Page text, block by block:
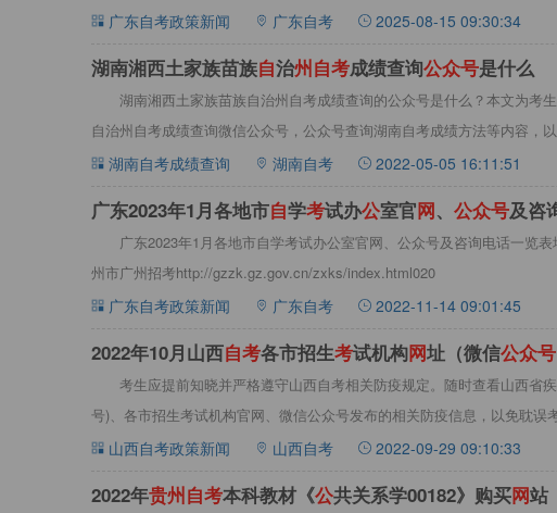
广东自考政策新闻 广东自考 2025-08-15 09:30:34
湖南湘西土家族苗族自治州自考成绩查询公众号是什么
湖南湘西土家族苗族自治州自考成绩查询的公众号是什么？本文为考
自治州自考成绩查询微信公众号，公众号查询湖南自考成绩方法等内容，
家族苗族
湖南自考成绩查询 湖南自考 2022-05-05 16:11:51
广东2023年1月各地市自学考试办公室官网、 公众号及咨
广东2023年1月各地市自学考试办公室官网、公众号及咨询电话一览
州市广州招考http://gzzk.gz.gov.cn/zxks/index.html020
广东自考政策新闻 广东自考 2022-11-14 09:01:45
2022年10月山西自考各市招生考试机构网址（微信公众号
考生应提前知晓并严格遵守山西自考相关防疫规定。随时查看山西省
号)、各市招生考试机构官网、微信公众号发布的相关防疫信息，以免耽误
10月山西自考政策新闻 山西自考 2022-09-29 09:10:33
2022年贵州自考本科教材《公共关系学00182》购买网站